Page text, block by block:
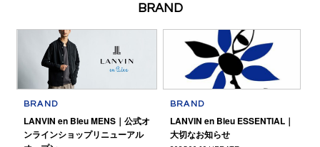
BRAND
BRAND
LANVIN en Bleu MENS｜公式オ
ンラインショップリニューアル
BRAND
LANVIN en Bleu ESSENTIAL｜
大切なお知らせ